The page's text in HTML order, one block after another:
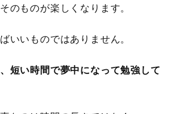
のものが楽しくなります。
いいものではありません。
短い時間で夢中になって勉強して